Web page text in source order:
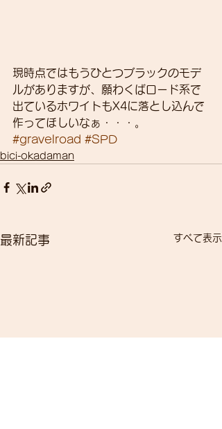
現時点ではもうひとつブラックのモデ
ルがありますが、願わくばロード系で
出ているホワイトもX4に落とし込んで
作ってほしいなぁ・・・。
#gravelroad #SPD
bici-okadaman
最新記事 すべて表示